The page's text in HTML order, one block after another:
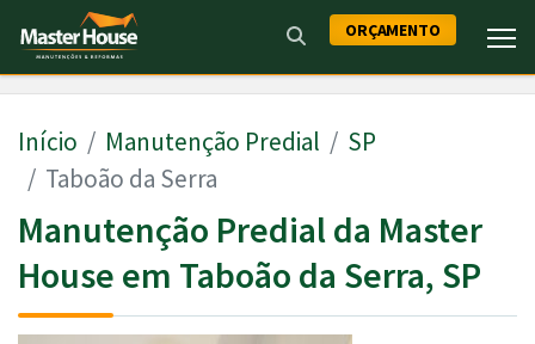
ORÇAMENTO
Início Manutenção Predial
SP
Taboão da Serra
Manutenção Predial da Master
House em Taboão da Serra, SP